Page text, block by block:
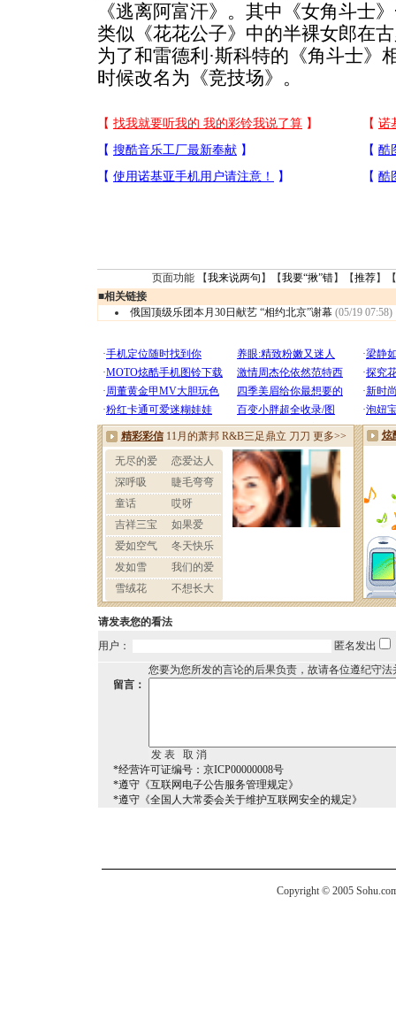
《逃离阿富汗》。其中《女角斗士
类似《花花公子》中的半裸女郎在
为了和雷德利·斯科特的《角斗士》
时候改名为《竞技场》。
页面功能 【我来说两句 】【我要“揪”错】【推荐】
■相关链接
俄国顶级乐团本月30日献艺 “相约北京”谢幕 (05/19 07:58)
请发表您的看法
用户：
匿名发出
您要为您所发的言论的后果负责，故请各位遵纪守
留言：
*经营许可证编号：京ICP00000008号
*遵守《互联网电子公告服务管理规定》
*遵守《全国人大常委会关于维护互联网安全的规定》
Copyright © 2005